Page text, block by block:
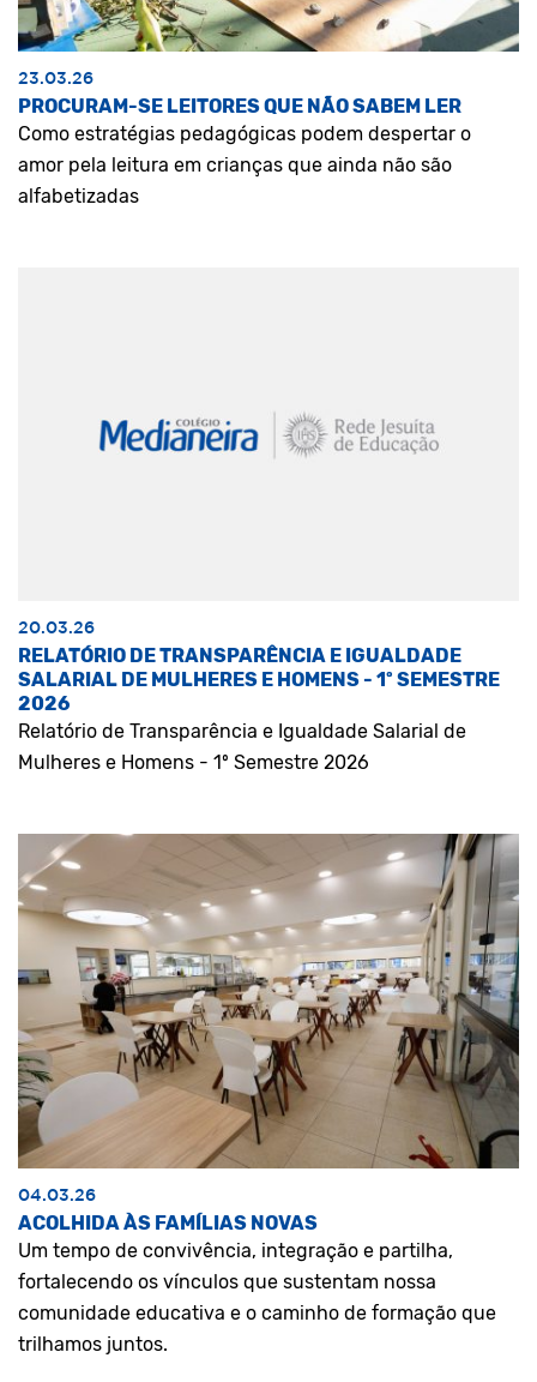
23.03.26
PROCURAM-SE LEITORES QUE NÃO SABEM LER
Como estratégias pedagógicas podem despertar o
amor pela leitura em crianças que ainda não são
alfabetizadas
20.03.26
RELATÓRIO DE TRANSPARÊNCIA E IGUALDADE
SALARIAL DE MULHERES E HOMENS - 1º SEMESTRE
2026
Relatório de Transparência e Igualdade Salarial de
Mulheres e Homens - 1º Semestre 2026
04.03.26
ACOLHIDA ÀS FAMÍLIAS NOVAS
Um tempo de convivência, integração e partilha,
fortalecendo os vínculos que sustentam nossa
comunidade educativa e o caminho de formação que
trilhamos juntos.